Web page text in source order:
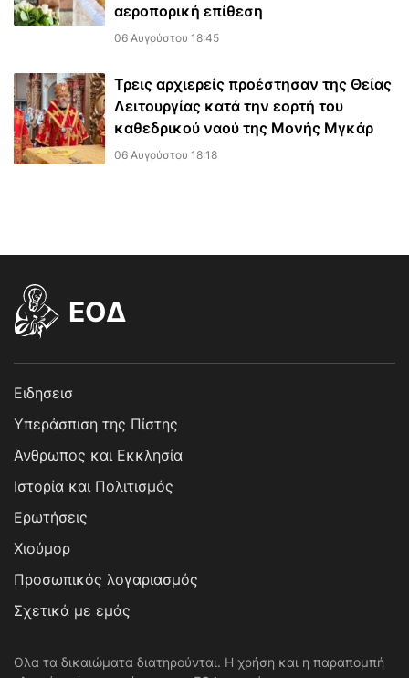
αεροπορική επίθεση
06 Αυγούστου 18:45
Τρεις αρχιερείς προέστησαν της Θείας
Λειτουργίας κατά την εορτή του
καθεδρικού ναού της Μονής Μγκάρ
06 Αυγούστου 18:18
EOΔ
Ειδησεισ
Υπεράσπιση της Πίστης
Άνθρωπος και Εκκλησία
Ιστορία και Πολιτισμός
Ερωτήσεις
Χιούμορ
Προσωπικός λογαριασμός
Σχετικά με εμάς
Ολα τα δικαιώματα διατηρούνται. Η χρήση και η παραπομπή